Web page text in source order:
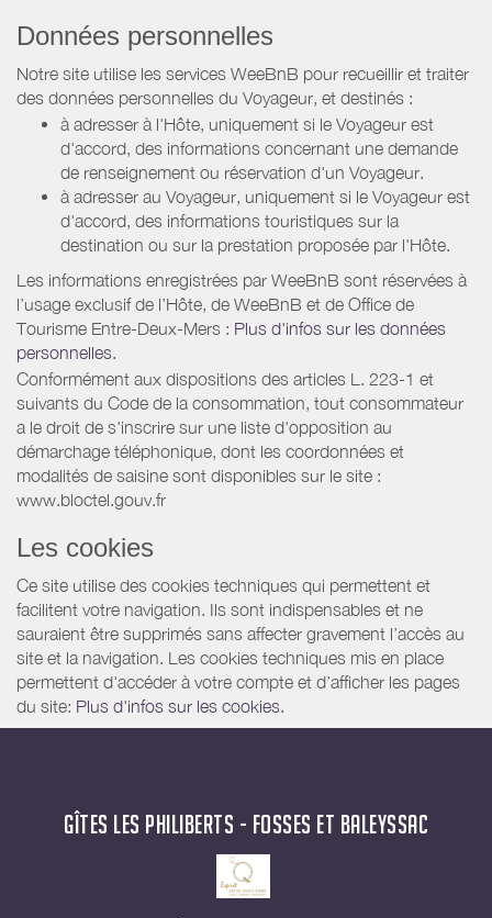
Données personnelles
Notre site utilise les services WeeBnB pour recueillir et traiter
des données personnelles du Voyageur, et destinés :
à adresser à l'Hôte, uniquement si le Voyageur est
d'accord, des informations concernant une demande
de renseignement ou réservation d'un Voyageur.
à adresser au Voyageur, uniquement si le Voyageur est
d'accord, des informations touristiques sur la
destination ou sur la prestation proposée par l'Hôte.
Les informations enregistrées par WeeBnB sont réservées à
l’usage exclusif de l’Hôte, de WeeBnB et de Office de
Tourisme Entre-Deux-Mers : Plus d'infos sur les données
personnelles.
Conformément aux dispositions des articles L. 223-1 et
suivants du Code de la consommation, tout consommateur
a le droit de s'inscrire sur une liste d'opposition au
démarchage téléphonique, dont les coordonnées et
modalités de saisine sont disponibles sur le site :
www.bloctel.gouv.fr
Les cookies
Ce site utilise des cookies techniques qui permettent et
facilitent votre navigation. Ils sont indispensables et ne
sauraient être supprimés sans affecter gravement l’accès au
site et la navigation. Les cookies techniques mis en place
permettent d'accéder à votre compte et d’afficher les pages
du site: Plus d'infos sur les cookies.
GÎTES LES PHILIBERTS - FOSSES ET BALEYSSAC